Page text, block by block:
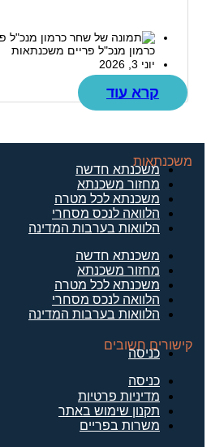
כרמון מנכ"ל פריים משכנתאות
יוני 3, 2026
קרא עוד
משכנתאות
משכנתא חדשה
מחזור משכנתא
משכנתא לכל מטרה
הלוואה לנכס מסחרי
הלוואות בערבות המדינה
משכנתא חדשה
מחזור משכנתא
משכנתא לכל מטרה
הלוואה לנכס מסחרי
הלוואות בערבות המדינה
קישורים חשובים
כניסה
כניסה
מדיניות פרטיות
תקנון שימוש באתר
משרות בפריים